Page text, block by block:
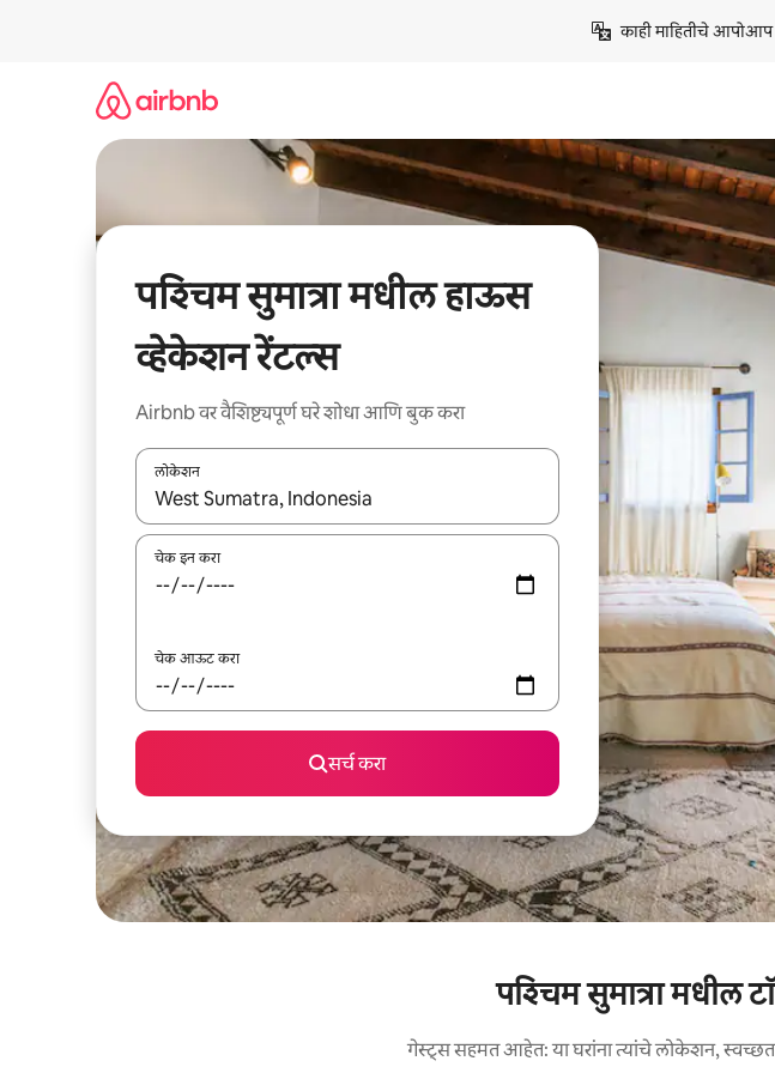
काही माहितीचे
पश्चिम सुमात्रा मधील हाऊस
व्हेकेशन रेंटल्स
Airbnb वर वैशिष्ट्यपूर्ण घरे शोधा आणि बुक करा
लोकेशन
जेव्हा परिणाम उपलब्ध असतील, तेव्हा वरच्या आणि खाली बाणांच्या किजसह नेव्हिगेट करा किंवा
चेक इन करा
चेक आऊट करा
सर्च करा
पश्चिम सुमात्रा मधील
गेस्ट्स सहमत आहेत: या घरांना त्यांचे लोकेशन,